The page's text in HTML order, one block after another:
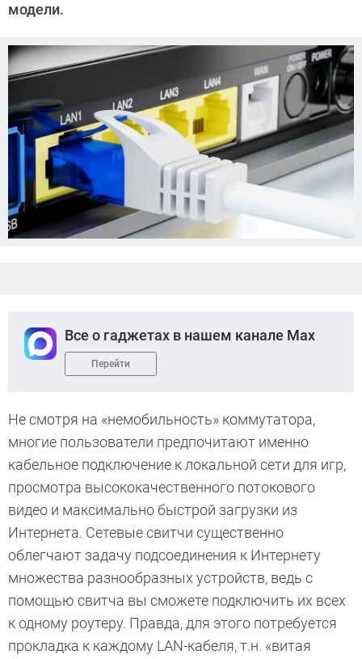
модели.
Все о гаджетах в нашем канале Max
Перейти
Не смотря на «немобильность» коммутатора,
многие пользователи предпочитают именно
кабельное подключение к локальной сети для игр,
просмотра высококачественного потокового
видео и максимально быстрой загрузки из
Интернета. Сетевые свитчи существенно
облегчают задачу подсоединения к Интернету
множества разнообразных устройств, ведь с
помощью свитча вы сможете подключить их всех
к одному роутеру. Правда, для этого потребуется
прокладка к каждому LAN-кабеля, т.н. «витая